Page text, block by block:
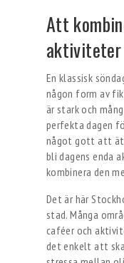
Att
aktiviteter
En klassisk
någon form av
är stark och
perfekta dagen
något gott att
bli dagens
kombinera den
Det är här
stad. Många
caféer och
det enkelt att